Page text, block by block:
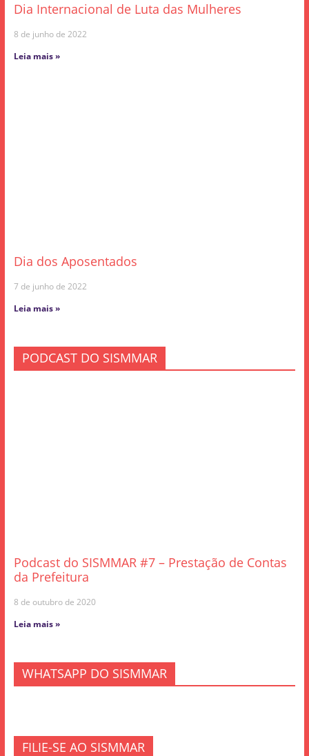
Dia Internacional de Luta das Mulheres
8 de junho de 2022
Leia mais »
Dia dos Aposentados
7 de junho de 2022
Leia mais »
PODCAST DO SISMMAR
Podcast do SISMMAR #7 – Prestação de Contas
da Prefeitura
8 de outubro de 2020
Leia mais »
WHATSAPP DO SISMMAR
FILIE-SE AO SISMMAR